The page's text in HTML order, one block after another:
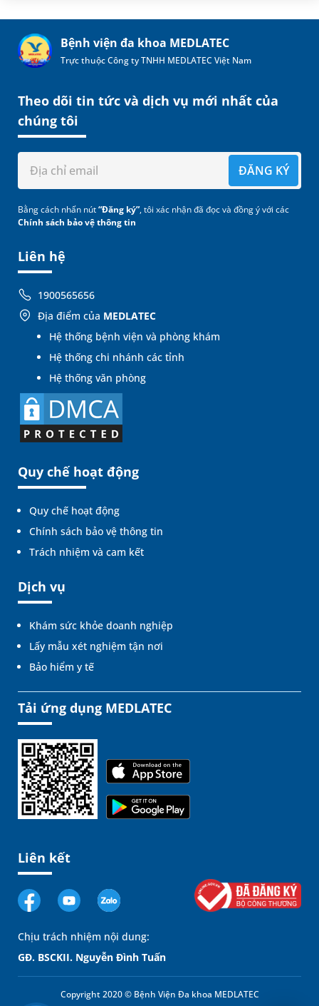
Bệnh viện đa khoa MEDLATEC
Trực thuộc Công ty TNHH MEDLATEC Việt Nam
Liên hệ
1900565656
Địa điểm của MEDLATEC
Hệ thống bệnh viện và phòng khám
Hệ thống chi nhánh các tỉnh
Hệ thống văn phòng
Quy chế hoạt động
Quy chế hoạt động
Chính sách bảo vệ thông tin
Trách nhiệm và cam kết
Dịch vụ
Khám sức khỏe doanh nghiệp
Lấy mẫu xét nghiệm tận nơi
Bảo hiểm y tế
Theo dõi tin tức và dịch vụ mới nhất của
chúng tôi
ĐĂNG KÝ
Bằng cách nhấn nút“Đăng ký”, tôi xác nhận đã đọc và đồng ý với các
Chính sách bảo vệ thông tin
Tải ứng dụng MEDLATEC
Liên kết
Chịu trách nhiệm nội dung:
GĐ. BSCKII. Nguyễn Đình Tuấn
Copyright 2020 © Bệnh Viện Đa khoa MEDLATEC